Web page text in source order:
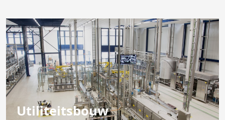
Utiliteitsbouw